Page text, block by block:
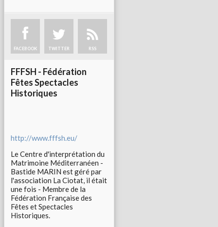
FACEBOOK TWITTER RSS
FFFSH - Fédération
Fêtes Spectacles
Historiques
http://www.fffsh.eu/
Le Centre d'interprétation du
Matrimoine Méditerranéen -
Bastide MARIN est géré par
l'association La Ciotat, il était
une fois - Membre de la
Fédération Française des
Fêtes et Spectacles
Historiques.